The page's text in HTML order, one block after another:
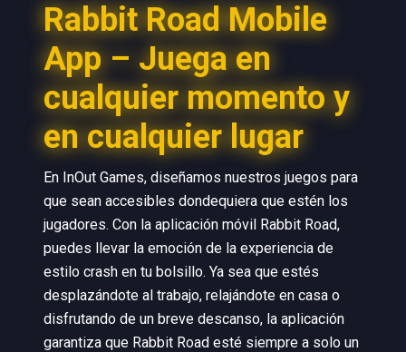
Rabbit Road Mobile
App – Juega en
cualquier momento y
en cualquier lugar
En InOut Games, diseñamos nuestros juegos para
que sean accesibles dondequiera que estén los
jugadores. Con la aplicación móvil Rabbit Road,
puedes llevar la emoción de la experiencia de
estilo crash en tu bolsillo. Ya sea que estés
desplazándote al trabajo, relajándote en casa o
disfrutando de un breve descanso, la aplicación
garantiza que Rabbit Road esté siempre a solo un